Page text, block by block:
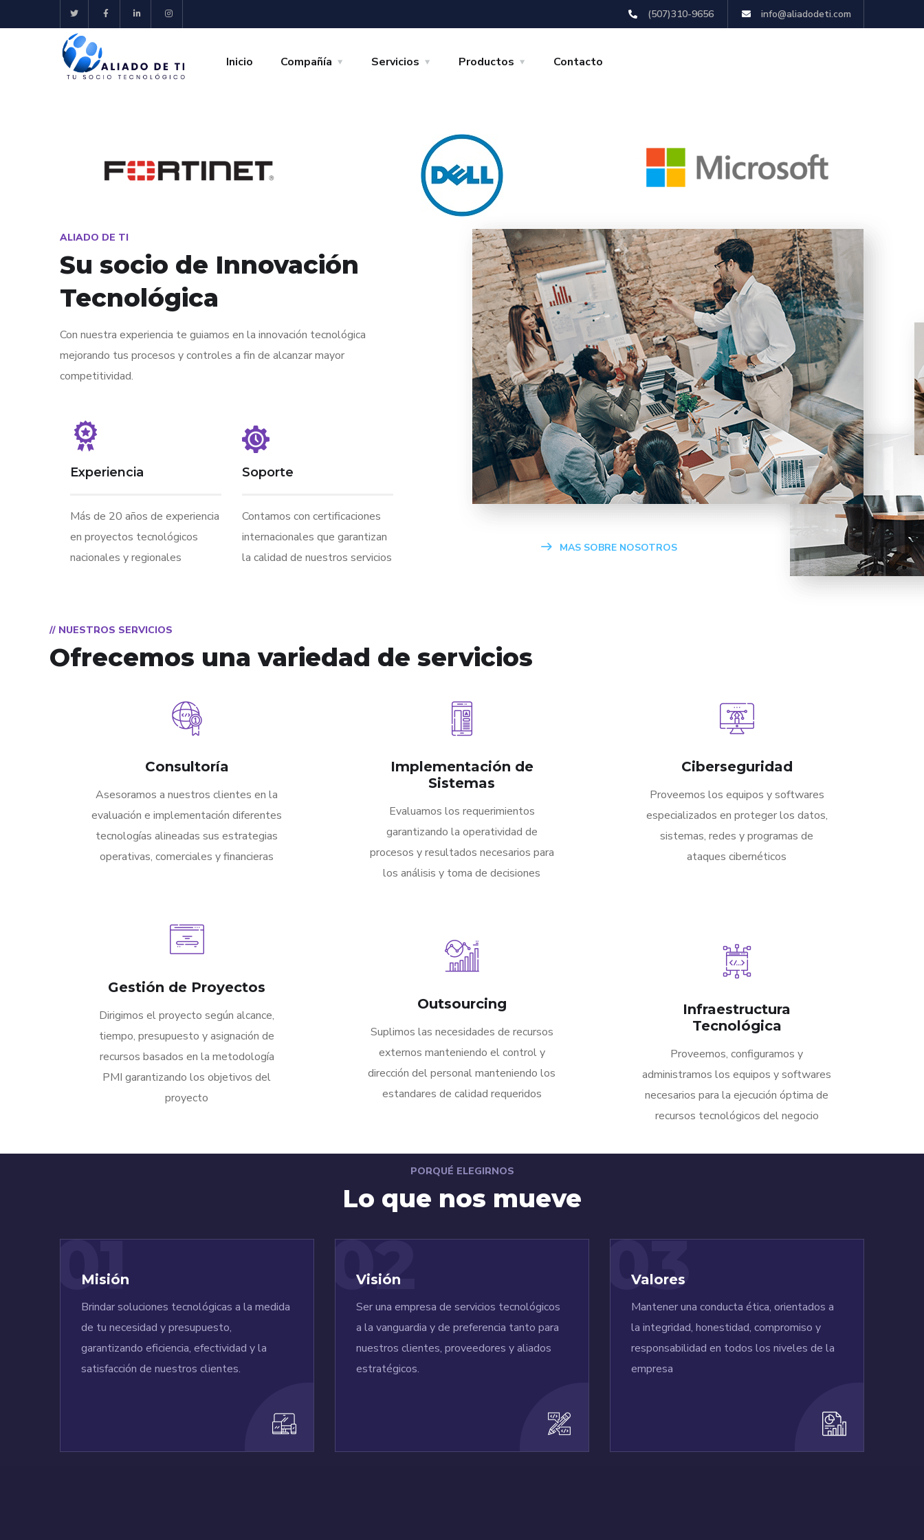
(507)310-9656 info@aliadodeti.com
Inicio Compañía Servicios Productos Contacto
ALIADO DE TI
Su socio de Innovación
Tecnológica
Con nuestra experiencia te guiamos en la innovación tecnológica
mejorando tus procesos y controles a fin de alcanzar mayor
competitividad.
Experiencia
Más de 20 años de experiencia
en proyectos tecnológicos
nacionales y regionales
Soporte
Contamos con certificaciones
internacionales que garantizan
la calidad de nuestros servicios
MAS SOBRE NOSOTROS
// NUESTROS SERVICIOS
Ofrecemos una variedad de servicios
Consultoría
Asesoramos a nuestros clientes en la
evaluación e implementación diferentes
tecnologías alineadas sus estrategias
operativas, comerciales y financieras
Gestión de Proyectos
Dirigimos el proyecto según alcance,
tiempo, presupuesto y asignación de
recursos basados en la metodología
PMI garantizando los objetivos del
proyecto
Implementación de
Sistemas
Evaluamos los requerimientos
garantizando la operatividad de
procesos y resultados necesarios para
los análisis y toma de decisiones
Outsourcing
Suplimos las necesidades de recursos
externos manteniendo el control y
dirección del personal manteniendo los
estandares de calidad requeridos
Ciberseguridad
Proveemos los equipos y softwares
especializados en proteger los datos,
sistemas, redes y programas de
ataques cibernéticos
Infraestructura
Tecnológica
Proveemos, configuramos y
administramos los equipos y softwares
necesarios para la ejecución óptima de
recursos tecnológicos del negocio
PORQUÉ ELEGIRNOS
Lo que nos mueve
01
Misión
Brindar soluciones tecnológicas a la medida
de tu necesidad y presupuesto,
garantizando eficiencia, efectividad y la
satisfacción de nuestros clientes.
02
Visión
Ser una empresa de servicios tecnológicos
a la vanguardia y de preferencia tanto para
nuestros clientes, proveedores y aliados
estratégicos.
03
Valores
Mantener una conducta ética, orientados a
la integridad, honestidad, compromiso y
responsabilidad en todos los niveles de la
empresa